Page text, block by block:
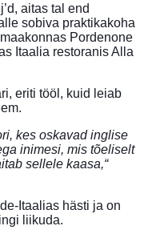
aitas tal end
sobiva praktikakoha
Pordenone
Itaalia restoranis Alla
eriti tööl, kuid leiab
kes oskavad inglise
inimesi, mis tõeliselt
sellele kaasa,“
Itaalias hästi ja on
liikuda.